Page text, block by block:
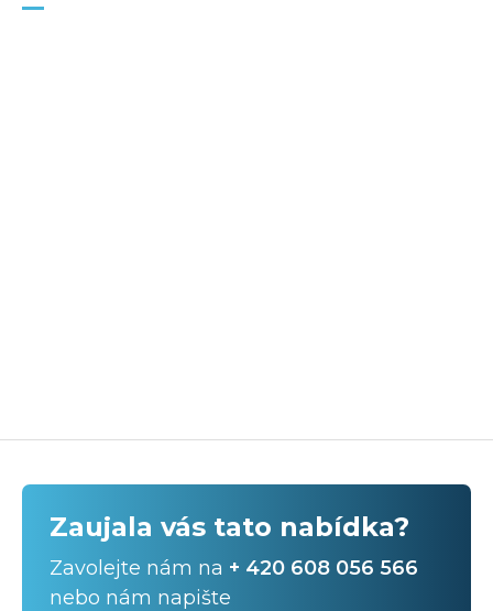
Zaujala vás tato nabídka?
Zavolejte nám na + 420 608 056 566
nebo nám napište